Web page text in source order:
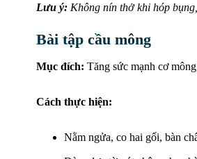
Lưu ý: Không nín thở khi hóp
Bài tập cầu mông
Mục đích: Tăng sức mạnh cơ
Cách thực hiện:
Nằm ngửa, co hai gối, bàn